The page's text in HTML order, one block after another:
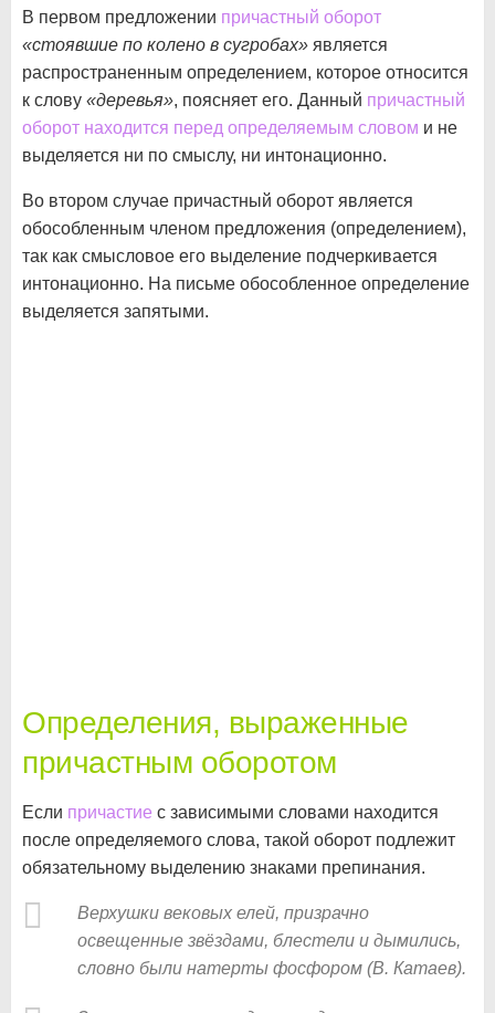
В первом предложении причастный оборот
«стоявшие по колено в сугробах» является
распространенным определением, которое относится
к слову «деревья», поясняет его. Данный причастный
оборот находится перед определяемым словом и не
выделяется ни по смыслу, ни интонационно.
Во втором случае причастный оборот является
обособленным членом предложения (определением),
так как смысловое его выделение подчеркивается
интонационно. На письме обособленное определение
выделяется запятыми.
Определения, выраженные
причастным оборотом
Если причастие с зависимыми словами находится
после определяемого слова, такой оборот подлежит
обязательному выделению знаками препинания.
Верхушки вековых елей, призрачно
освещенные звёздами, блестели и дымились,
словно были натерты фосфором (В. Катаев).